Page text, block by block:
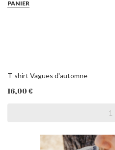
PANIER
T-shirt Vagues d'automne
16,00 €